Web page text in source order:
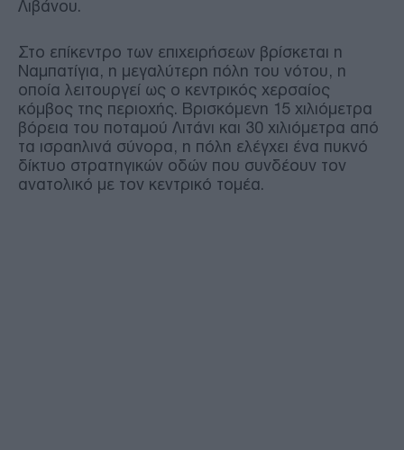
Λιβάνου.
Στο επίκεντρο των επιχειρήσεων βρίσκεται η
Ναμπατίγια, η μεγαλύτερη πόλη του νότου, η
οποία λειτουργεί ως ο κεντρικός χερσαίος
κόμβος της περιοχής. Βρισκόμενη 15 χιλιόμετρα
βόρεια του ποταμού Λιτάνι και 30 χιλιόμετρα από
τα ισραηλινά σύνορα, η πόλη ελέγχει ένα πυκνό
δίκτυο στρατηγικών οδών που συνδέουν τον
ανατολικό με τον κεντρικό τομέα.